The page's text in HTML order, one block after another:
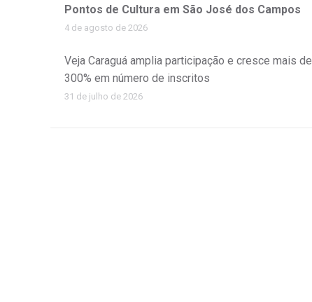
Pontos de Cultura em São José dos Campos
4 de agosto de 2026
Veja Caraguá amplia participação e cresce mais de
300% em número de inscritos
31 de julho de 2026